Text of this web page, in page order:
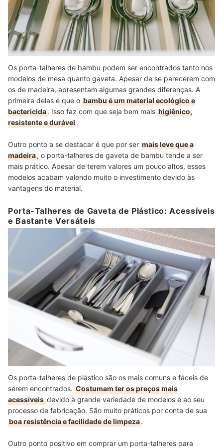
Os porta-talheres de bambu podem ser encontrados tanto nos
modelos de mesa quanto gaveta. Apesar de se parecerem com
os de madeira, apresentam algumas grandes diferenças. A
primeira delas é que o bambu é um material ecológico e
bactericida. Isso faz com que seja bem mais higiênico,
resistente e durável.
Outro ponto a se destacar é que por ser mais leve que a
madeira, o porta-talheres de gaveta de bambu tende a ser
mais prático. Apesar de terem valores um pouco altos, esses
modelos acabam valendo muito o investimento devido às
vantagens do material.
Porta-Talheres de Gaveta de Plástico: Acessíveis
e Bastante Versáteis
Os porta-talheres de plástico são os mais comuns e fáceis de
serem encontrados. Costumam ter os preços mais
acessíveis devido à grande variedade de modelos e ao seu
processo de fabricação. São muito práticos por conta de sua
boa resistência e facilidade de limpeza.
Outro ponto positivo em comprar um porta-talheres para